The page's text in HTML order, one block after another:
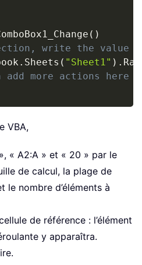
( )
write the value
. Sheets ( "Sheet1" ) .
add more actions here
VBA,
« A2:A » et « 20 » par le
de calcul, la plage de
le nombre d’éléments à
de référence : l’élément
y apparaîtra.